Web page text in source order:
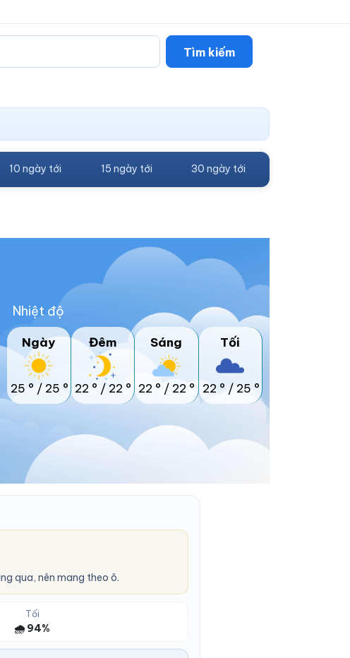
Tìm kiếm
10 ngày tới 15 ngày tới 30 ngày tới
Nhiệt độ
Ngày
25 ° / 25 °
Đêm
22 ° / 22 °
Sáng
22 ° / 22 °
Tối
22 ° / 25 °
qua, nên mang theo ô.
Tối
🌧️ 94%